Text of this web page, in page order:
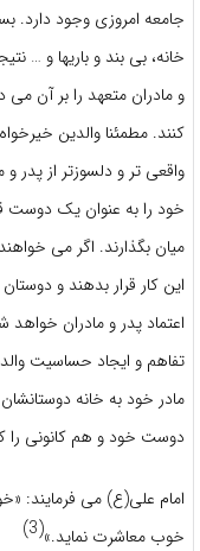
جامعه امروزی وجود دارد.
خانه، بی بند و باریها و …
و مادران متعهد را بر آن
کنند. مطمئنا والدین
واقعی تر و دلسوزتر از پدر
خود را به عنوان یک دوست
میان بگذارند. اگر می
این کار قرار بدهند و
اعتماد پدر و مادران
تفاهم و ایجاد حساسیت
مادر خود به خانه
دوست خود و هم کانونی را
امام علی(ع) می فرمایند:
خوب معاشرت نماید.»(3)